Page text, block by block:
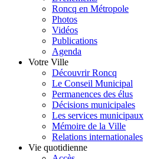
Roncq en Métropole
Photos
Vidéos
Publications
Agenda
Votre Ville
Découvrir Roncq
Le Conseil Municipal
Permanences des élus
Décisions municipales
Les services municipaux
Mémoire de la Ville
Relations internationales
Vie quotidienne